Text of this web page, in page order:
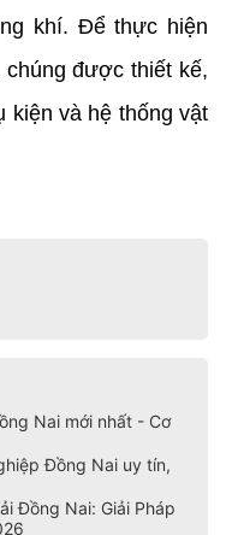
khí. Để thực hiện
được thiết kế,
kiện và hệ thống vật
Nai mới nhất - Cơ
Đồng Nai uy tín,
Đồng Nai: Giải Pháp